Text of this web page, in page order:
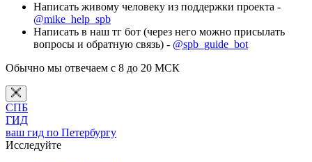
Написать живому человеку из поддержки проекта -
@mike_help_spb
Написать в наш тг бот (через него можно присылать
вопросы и обратную связь) - @spb_guide_bot
Обычно мы отвечаем с 8 до 20 МСК
СПБ
ГИД
ваш гид по Петербургу
Исследуйте